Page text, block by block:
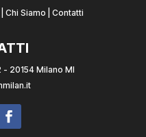
Chi Siamo Contatti
20154 Milano MI